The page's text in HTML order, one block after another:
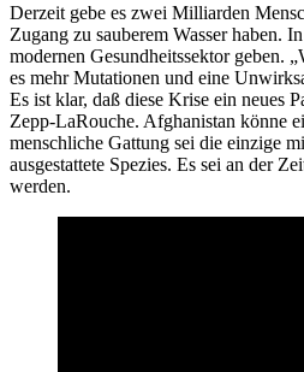
Derzeit gebe es zwei Milliarden
Zugang zu sauberem Wasser haben.
modernen Gesundheitssektor geben.
es mehr Mutationen und eine
Es ist klar, daß diese Krise ein neues
Zepp-LaRouche. Afghanistan könne
menschliche Gattung sei die einzige
ausgestattete Spezies. Es sei an der
werden.